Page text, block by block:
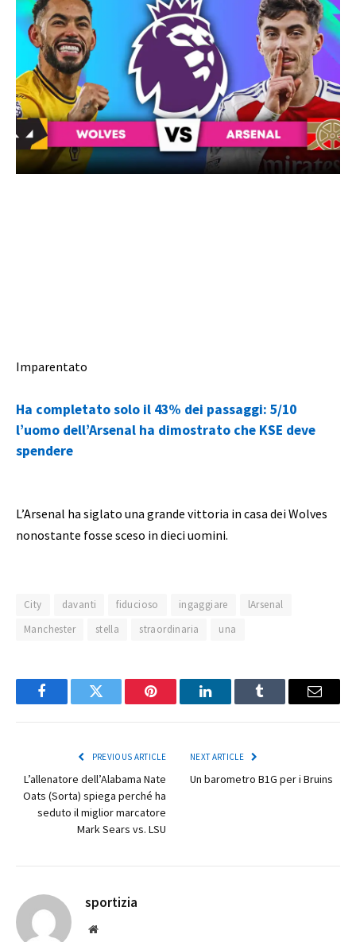
Imparentato
Ha completato solo il 43% dei passaggi: 5/10
l’uomo dell’Arsenal ha dimostrato che KSE deve
spendere
L’Arsenal ha siglato una grande vittoria in casa dei Wolves
nonostante fosse sceso in dieci uomini.
City davanti fiducioso ingaggiare
lArsenal
Manchester
stella straordinaria una
FacebookTwitter Pinterest LinkedInTumblr Email
PREVIOUS ARTICLE
L’allenatore dell’Alabama Nate
Oats (Sorta) spiega perché ha
seduto il miglior marcatore
Mark Sears vs. LSU
NEXT ARTICLE
Un barometro B1G per i Bruins
sportizia
Website